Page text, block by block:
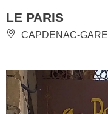
LE PARIS
CAPDENAC-GARE